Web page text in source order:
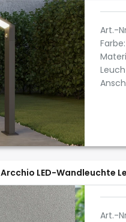
Art.-
Farbe:
Arcchio LED-Wandleuchte
Art.-